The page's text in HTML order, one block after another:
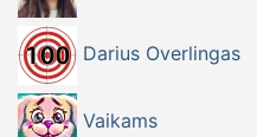
Darius Overlingas
Vaikams